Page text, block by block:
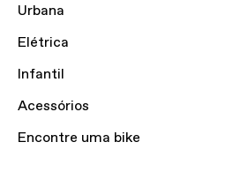
Urbana
Elétrica
Infantil
Acessórios
Encontre uma bike